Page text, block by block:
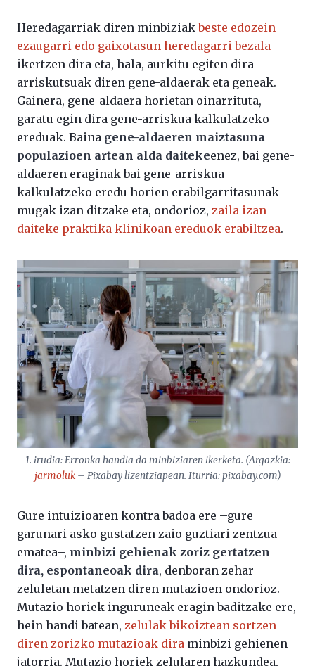
Heredagarriak diren minbiziakbeste edozein
ezaugarri edo gaixotasun heredagarri bezala
ikertzen dira eta, hala, aurkitu egiten dira
arriskutsuak diren gene-aldaerak eta geneak.
Gainera, gene-aldaera horietan oinarrituta,
garatu egin dira gene-arriskua kalkulatzeko
ereduak. Baina gene-aldaeren maiztasuna
populazioen artean alda daitekeenez, bai gene-
aldaeren eraginak bai gene-arriskua
kalkulatzeko eredu horien erabilgarritasunak
mugak izan ditzake eta, ondorioz, zaila izan
daiteke praktika klinikoan ereduok erabiltzea.
1. irudia: Erronka handia da minbiziaren ikerketa. (Argazkia:
jarmoluk– Pixabay lizentziapean. Iturria: pixabay.com)
Gure intuizioaren kontra badoa ere –gure
garunari asko gustatzen zaio guztiari zentzua
ematea–, minbizi gehienak zoriz gertatzen
dira, espontaneoak dira, denboran zehar
zeluletan metatzen diren mutazioen ondorioz.
Mutazio horiek inguruneak eragin baditzake ere,
hein handi batean, zelulak bikoiztean sortzen
diren zorizko mutazioak dira minbizi gehienen
jatorria. Mutazio horiek zelularen hazkundea,